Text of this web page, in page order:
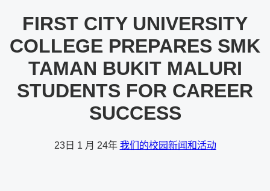
FIRST CITY UNIVERSITY
COLLEGE PREPARES SMK
TAMAN BUKIT MALURI
STUDENTS FOR CAREER
SUCCESS
23日 1 月 24年 我们的校园新闻和活动